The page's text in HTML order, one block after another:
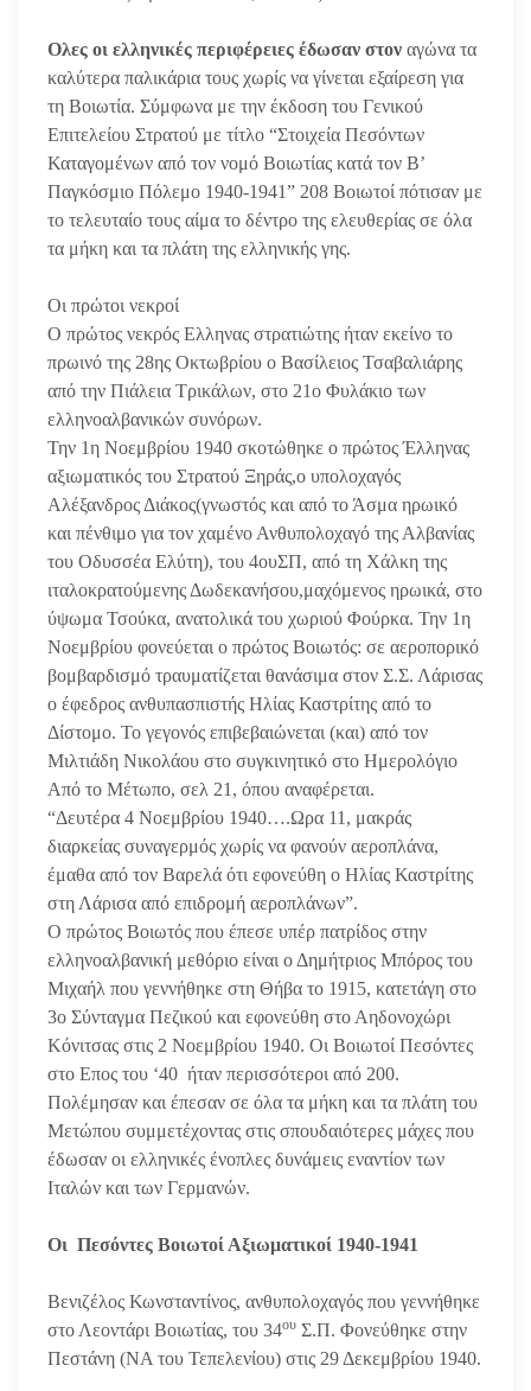
Ολες οι ελληνικές περιφέρειες έδωσαν στον αγώνα τα
καλύτερα παλικάρια τους χωρίς να γίνεται εξαίρεση για
τη Βοιωτία. Σύμφωνα με την έκδοση του Γενικού
Επιτελείου Στρατού με τίτλο “Στοιχεία Πεσόντων
Καταγομένων από τον νομό Βοιωτίας κατά τον Β’
Παγκόσμιο Πόλεμο 1940-1941” 208 Βοιωτοί πότισαν με
το τελευταίο τους αίμα το δέντρο της ελευθερίας σε όλα
τα μήκη και τα πλάτη της ελληνικής γης.
Οι πρώτοι νεκροί
Ο πρώτος νεκρός Ελληνας στρατιώτης ήταν εκείνο το
πρωινό της 28ης Οκτωβρίου ο Βασίλειος Τσαβαλιάρης
από την Πιάλεια Τρικάλων, στο 21ο Φυλάκιο των
ελληνοαλβανικών συνόρων.
Την 1η Νοεμβρίου 1940 σκοτώθηκε ο πρώτος Έλληνας
αξιωματικός του Στρατού Ξηράς,ο υπολοχαγός
Αλέξανδρος Διάκος(γνωστός και από το Άσμα ηρωικό
και πένθιμο για τον χαμένο Ανθυπολοχαγό της Αλβανίας
του Οδυσσέα Ελύτη), του 4ουΣΠ, από τη Χάλκη της
ιταλοκρατούμενης Δωδεκανήσου,μαχόμενος ηρωικά, στο
ύψωμα Τσούκα, ανατολικά του χωριού Φούρκα. Την 1η
Νοεμβρίου φονεύεται ο πρώτος Βοιωτός: σε αεροπορικό
βομβαρδισμό τραυματίζεται θανάσιμα στον Σ.Σ. Λάρισας
ο έφεδρος ανθυπασπιστής Ηλίας Καστρίτης από το
Δίστομο. Το γεγονός επιβεβαιώνεται (και) από τον
Μιλτιάδη Νικολάου στο συγκινητικό στο Ημερολόγιο
Από το Μέτωπο, σελ 21, όπου αναφέρεται.
“Δευτέρα 4 Νοεμβρίου 1940….Ωρα 11, μακράς
διαρκείας συναγερμός χωρίς να φανούν αεροπλάνα,
έμαθα από τον Βαρελά ότι εφονεύθη ο Ηλίας Καστρίτης
στη Λάρισα από επιδρομή αεροπλάνων”.
Ο πρώτος Βοιωτός που έπεσε υπέρ πατρίδος στην
ελληνοαλβανική μεθόριο είναι ο Δημήτριος Μπόρος του
Μιχαήλ που γεννήθηκε στη Θήβα το 1915, κατετάγη στο
3ο Σύνταγμα Πεζικού και εφονεύθη στο Αηδονοχώρι
Κόνιτσας στις 2 Νοεμβρίου 1940. Οι Βοιωτοί Πεσόντες
στο Επος του ‘40 ήταν περισσότεροι από 200.
Πολέμησαν και έπεσαν σε όλα τα μήκη και τα πλάτη του
Μετώπου συμμετέχοντας στις σπουδαιότερες μάχες που
έδωσαν οι ελληνικές ένοπλες δυνάμεις εναντίον των
Ιταλών και των Γερμανών.
Οι Πεσόντες Βοιωτοί Αξιωματικοί 1940-1941
Βενιζέλος Κωνσταντίνος, ανθυπολοχαγός που γεννήθηκε
στο Λεοντάρι Βοιωτίας, του 34ου Σ.Π. Φονεύθηκε στην
Πεστάνη (ΝΑ του Τεπελενίου) στις 29 Δεκεμβρίου 1940.